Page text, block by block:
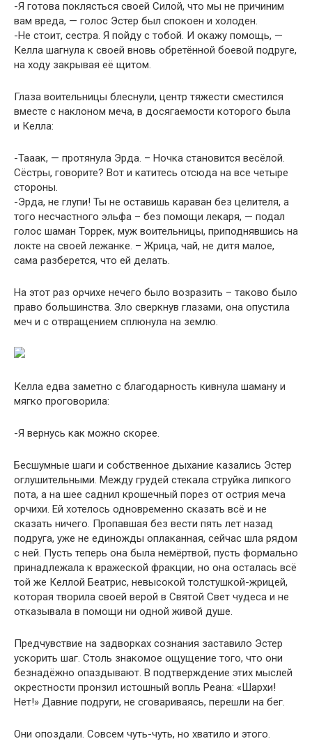
-Я готова поклясться своей Силой, что мы не причиним
вам вреда, — голос Эстер был спокоен и холоден.
-Не стоит, сестра. Я пойду с тобой. И окажу помощь, —
Келла шагнула к своей вновь обретённой боевой подруге,
на ходу закрывая её щитом.
Глаза воительницы блеснули, центр тяжести сместился
вместе с наклоном меча, в досягаемости которого была
и Келла:
-Тааак, — протянула Эрда. – Ночка становится весёлой.
Сёстры, говорите? Вот и катитесь отсюда на все четыре
стороны.
-Эрда, не глупи! Ты не оставишь караван без целителя, а
того несчастного эльфа – без помощи лекаря, — подал
голос шаман Торрек, муж воительницы, приподнявшись на
локте на своей лежанке. – Жрица, чай, не дитя малое,
сама разберется, что ей делать.
На этот раз орчихе нечего было возразить – таково было
право большинства. Зло сверкнув глазами, она опустила
меч и с отвращением сплюнула на землю.
Келла едва заметно с благодарность кивнула шаману и
мягко проговорила:
-Я вернусь как можно скорее.
Бесшумные шаги и собственное дыхание казались Эстер
оглушительными. Между грудей стекала струйка липкого
пота, а на шее саднил крошечный порез от острия меча
орчихи. Ей хотелось одновременно сказать всё и не
сказать ничего. Пропавшая без вести пять лет назад
подруга, уже не единожды оплаканная, сейчас шла рядом
с ней. Пусть теперь она была немёртвой, пусть формально
принадлежала к вражеской фракции, но она осталась всё
той же Келлой Беатрис, невысокой толстушкой-жрицей,
которая творила своей верой в Святой Свет чудеса и не
отказывала в помощи ни одной живой душе.
Предчувствие на задворках сознания заставило Эстер
ускорить шаг. Столь знакомое ощущение того, что они
безнадёжно опаздывают. В подтверждение этих мыслей
окрестности пронзил истошный вопль Реана: «Шархи!
Нет!» Давние подруги, не сговариваясь, перешли на бег.
Они опоздали. Совсем чуть-чуть, но хватило и этого.